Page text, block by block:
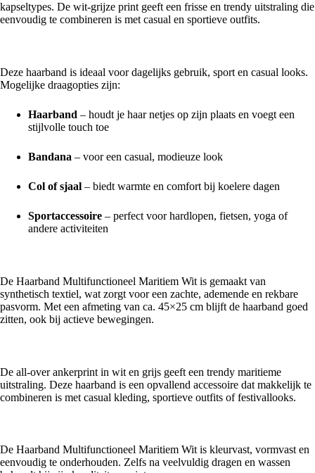
kapseltypes. De wit-grijze print geeft een frisse en trendy uitstraling die
eenvoudig te combineren is met casual en sportieve outfits.
Deze haarband is ideaal voor dagelijks gebruik, sport en casual looks.
Mogelijke draagopties zijn:
Haarband – houdt je haar netjes op zijn plaats en voegt een
stijlvolle touch toe
Bandana – voor een casual, modieuze look
Col of sjaal – biedt warmte en comfort bij koelere dagen
Sportaccessoire – perfect voor hardlopen, fietsen, yoga of
andere activiteiten
De Haarband Multifunctioneel Maritiem Wit is gemaakt van
synthetisch textiel, wat zorgt voor een zachte, ademende en rekbare
pasvorm. Met een afmeting van ca. 45×25 cm blijft de haarband goed
zitten, ook bij actieve bewegingen.
De all-over ankerprint in wit en grijs geeft een trendy maritieme
uitstraling. Deze haarband is een opvallend accessoire dat makkelijk te
combineren is met casual kleding, sportieve outfits of festivallooks.
De Haarband Multifunctioneel Maritiem Wit is kleurvast, vormvast en
eenvoudig te onderhouden. Zelfs na veelvuldig dragen en wassen